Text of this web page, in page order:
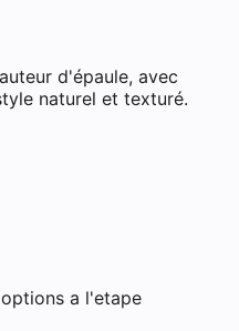
d'épaule, avec
naturel et texturé.
a l'etape